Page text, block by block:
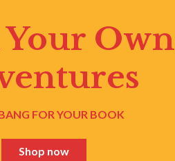
Own
FOR YOUR BOOK
Shop now